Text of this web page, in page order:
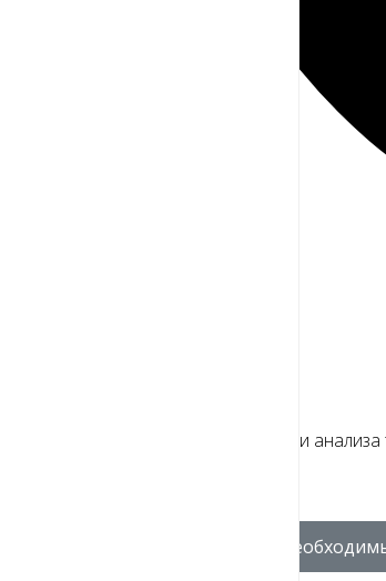
Для улучшения работы сайта и
Только